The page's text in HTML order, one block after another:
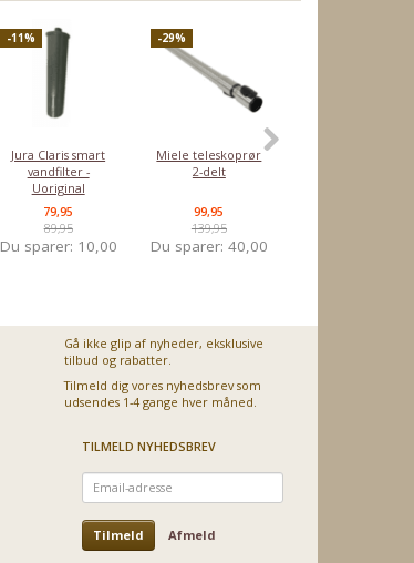
-11%
Jura Claris smart
vandfilter -
Uoriginal
79,95
89,95
Du sparer: 10,00
-29%
Miele teleskoprør
2-delt
99,95
139,95
Du sparer: 40,00
Gå ikke glip af nyheder, eksklusive
tilbud og rabatter.
Tilmeld dig vores nyhedsbrev som
udsendes 1-4 gange hver måned.
TILMELD NYHEDSBREV
Email-
adresse
Tilmeld Afmeld